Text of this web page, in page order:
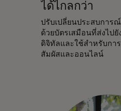
ได้ไกลกว่า
ปรับเปลี่ยนประสบการ
ด้วยบัตรเสมือนที่ส่งไปยั
ดิจิทัลและใช้สำหรับกา
สัมผัสและออนไลน์